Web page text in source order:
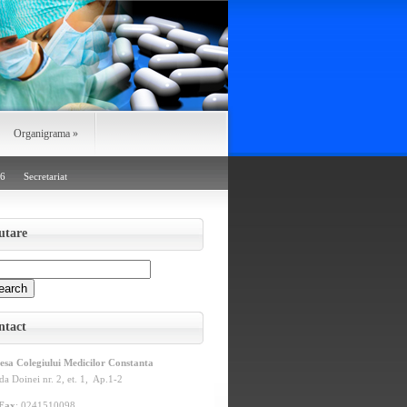
Organigrama »
Secretariat
Colegiului Medicilor Constanta
Doinei nr. 2, et. 1, Ap.1-2